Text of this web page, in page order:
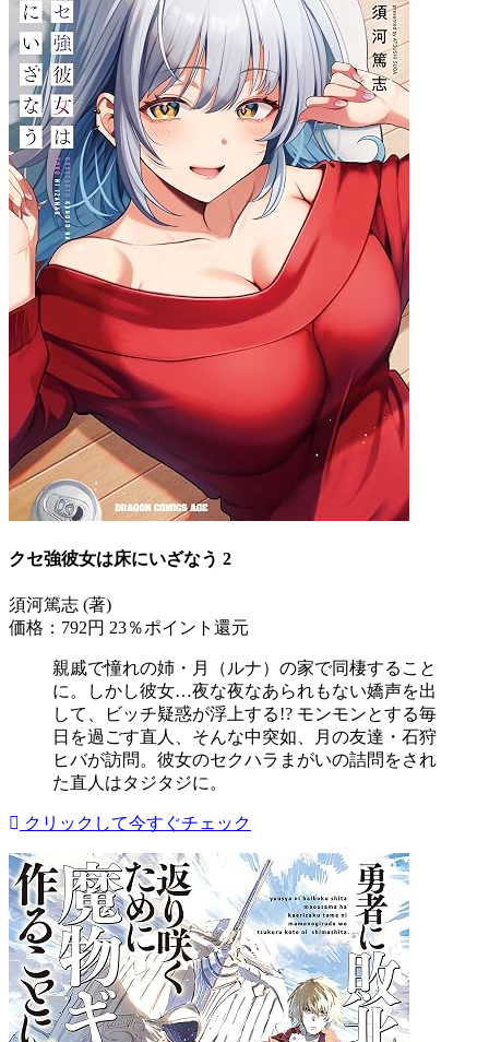
クセ強彼女は床にいざなう 2
須河篤志 (著)
価格：792円 23％ポイント還元
親戚で憧れの姉・月（ルナ）の家で同棲すること
に。しかし彼女…夜な夜なあられもない嬌声を出
して、ビッチ疑惑が浮上する!? モンモンとする毎
日を過ごす直人、そんな中突如、月の友達・石狩
ヒバが訪問。彼女のセクハラまがいの詰問をされ
た直人はタジタジに。
クリックして今すぐチェック